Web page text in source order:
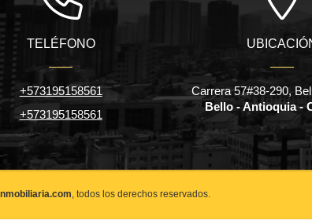
TELÉFONO
+573195158561
+573195158561
Carrera 57#38-290,
Bello - Antioquia -
, todos los derechos reservados.